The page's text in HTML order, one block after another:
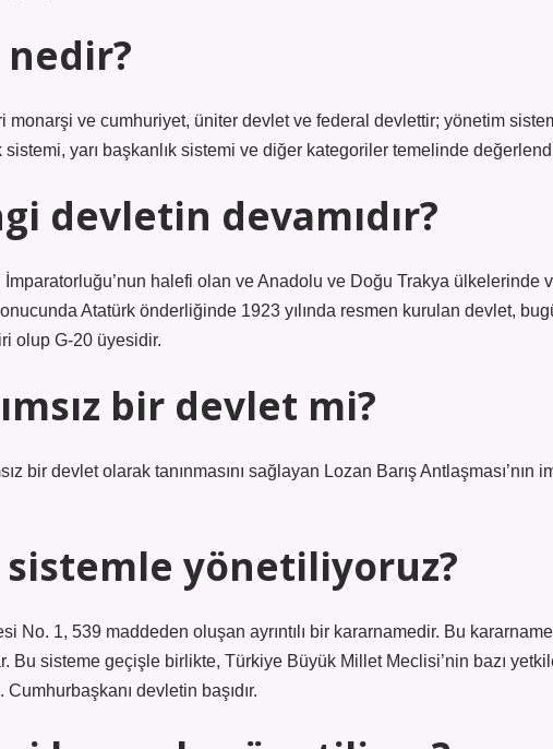
monarşi ve cumhuriyet, üniter devlet ve federal devlettir; yönetim
sistemi, yarı başkanlık sistemi ve diğer kategoriler temelinde
devletin devamıdır?
halefi olan ve Anadolu ve Doğu Trakya ülkelerinde
Atatürk önderliğinde 1923 yılında resmen kurulan devlet,
olup G-20 üyesidir.
bir devlet mi?
bir devlet olarak tanınmasını sağlayan Lozan Barış Antlaşması’nın
sistemle yönetiliyoruz?
No. 1, 539 maddeden oluşan ayrıntılı bir kararnamedir. Bu
Bu sisteme geçişle birlikte, Türkiye Büyük Millet Meclisi’nin bazı
devletin başıdır.